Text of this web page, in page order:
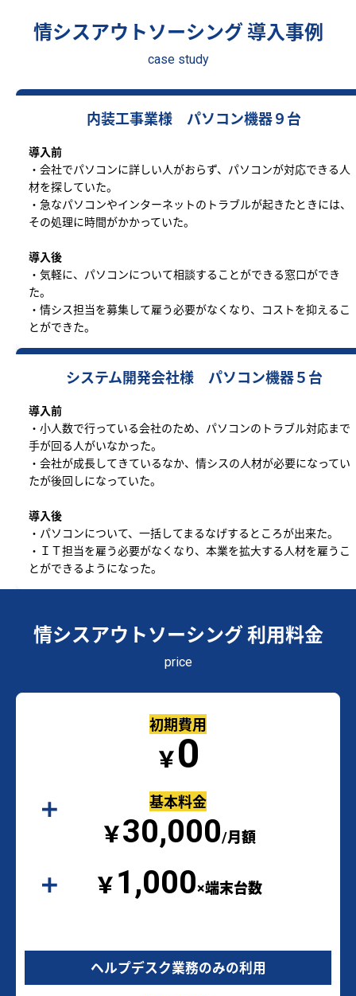
情シスアウトソーシング 導入事例
case study
内装工事業様 パソコン機器９台
導入前
・会社でパソコンに詳しい人がおらず、パソコンが対応できる人
材を探していた。
・急なパソコンやインターネットのトラブルが起きたときには、
その処理に時間がかかっていた。
導入後
・気軽に、パソコンについて相談することができる窓口ができ
た。
・情シス担当を募集して雇う必要がなくなり、コストを抑えるこ
とができた。
システム開発会社様 パソコン機器５台
導入前
・小人数で行っている会社のため、パソコンのトラブル対応まで
手が回る人がいなかった。
・会社が成長してきているなか、情シスの人材が必要になってい
たが後回しになっていた。
導入後
・パソコンについて、一括してまるなげするところが出来た。
・ＩＴ担当を雇う必要がなくなり、本業を拡大する人材を雇うこ
とができるようになった。
情シスアウトソーシング 利用料金
price
初期費用
￥0
基本料金
￥30,000/月額
￥ 1,000×端末台数
ヘルプデスク業務のみの利用